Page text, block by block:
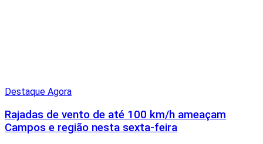
Destaque Agora
Rajadas de vento de até 100 km/h ameaçam
Campos e região nesta sexta-feira